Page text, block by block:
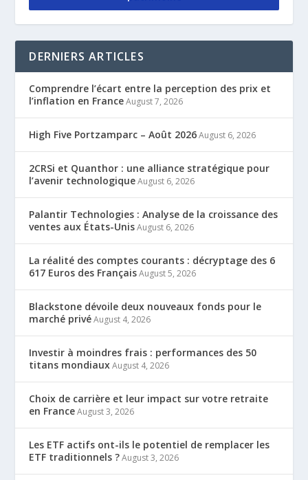
DERNIERS ARTICLES
Comprendre l’écart entre la perception des prix et
l’inflation en France August 7, 2026
High Five Portzamparc – Août 2026 August 6, 2026
2CRSi et Quanthor : une alliance stratégique pour
l’avenir technologique August 6, 2026
Palantir Technologies : Analyse de la croissance des
ventes aux États-Unis August 6, 2026
La réalité des comptes courants : décryptage des 6
617 Euros des Français August 5, 2026
Blackstone dévoile deux nouveaux fonds pour le
marché privé August 4, 2026
Investir à moindres frais : performances des 50
titans mondiaux August 4, 2026
Choix de carrière et leur impact sur votre retraite
en France August 3, 2026
Les ETF actifs ont-ils le potentiel de remplacer les
ETF traditionnels ? August 3, 2026